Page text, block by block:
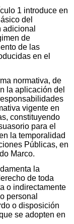
1 introduce en
del
de
de las
en el
normativa, de
la aplicación del
vigente en
constituyendo
para el
la temporalidad
Públicas, en
Marco.
la
de toda
o indirectamente
personal
o disposición
se adopten en